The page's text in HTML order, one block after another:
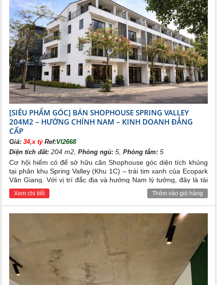
nói tới một ” thành phố ” xanh tươi đáng sống bậc nhất miền
Bắc. Khi đến với khu đô thị Ecopark, thứ không thể thiếu đó
chính là cây xanh. Tại nơi đây, các khu căn hộ chung cư
Ecopark được bao quanh bởi một màu xanh tươi mát của các
loại cây trồng lớn nhỏ. Ở Ecopark, không gian cây xanh, mặt
nước có diện tích lên tới 110ha, đạt tỷ lệ 125 cây/người. Ngoài
không gian sống tràn ngập màu xanh, Ecopark còn có hệ thống
an ninh đảm bảo, chất lượng không khí trong lành, hệ thống
giáo dục chuẩn quốc tế và đa dạng tiện ích hiện đại sẽ khiến tất
cả các cư dân hài lòng khi sống ở nơi đây…
Tổng quan chung cư Ecopark Văn Giang
I. TỔNG QUAN DỰ ÁN ECOPARK VĂN GIANG,
HƯNG YÊN
Dự án
chung cư Ecopark Văn Giang
, Hưng Yên tọa lạc
[SIÊU PHẨM GÓC] BÁN SHOPHOUSE SPRING VALLEY
204M2 – HƯỚNG CHÍNH NAM – KINH DOANH ĐẲNG
CẤP
Giá:34,x tỷRef:VI2668
Diện tích đất: 204 m2,Phòng ngủ: 5,Phòng tắm: 5
Cơ hội hiếm có để sở hữu căn Shophouse góc diện tích khủng
tại phân khu Spring Valley (Khu 1C) – trái tim xanh của Ecopark
Văn Giang. Với vị trí đắc địa và hướng Nam lý tưởng, đây là tài
sản giữ tiền và sinh lời bền vững cho các nhà đầu tư tầm cỡ.
Xem chi tiết Thêm vào giỏ hàng